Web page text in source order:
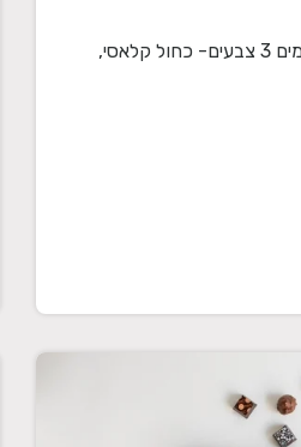
20 פרלינים בעבודת יד קיימים 3 צבעים- כחול קלאסי,